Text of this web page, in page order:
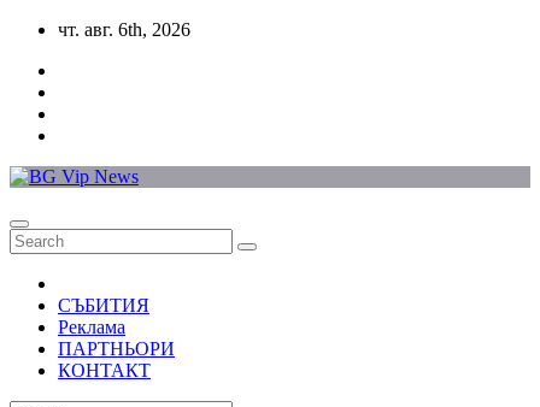
Skip
content
чт. авг. 6th, 2026
СЪБИТИЯ
Реклама
ПАРТНЬОРИ
КОНТАКТ